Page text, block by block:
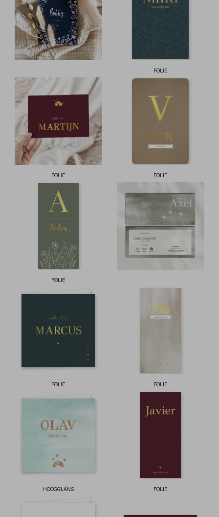
FOLIE
FOLIE FOLIE
FOLIE
FOLIE FOLIE
HOOGGLANS FOLIE